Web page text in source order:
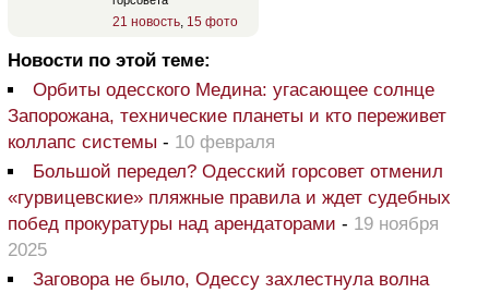
21 новость 15 фото
Новости по этой теме:
Орбиты одесского Медина: угасающее солнце
Запорожана, технические планеты и кто переживет
коллапс системы - 10 февраля
Большой передел? Одесский горсовет отменил
«гурвицевские» пляжные правила и ждет судебных
побед прокуратуры над арендаторами - 19 ноября
2025
Заговора не было, Одессу захлестнула волна